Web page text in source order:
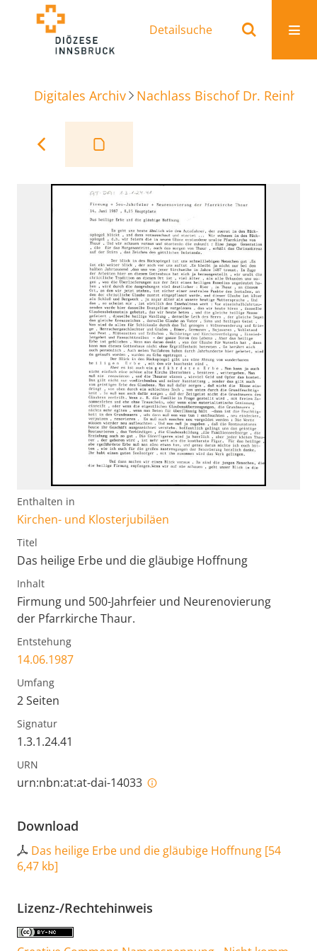
Detailsuche
Digitales Archiv Nachlass Bischof Dr.
Enthalten in
Kirchen- und Klosterjubiläen
Titel
Das heilige Erbe und die gläubige Hoffnung
Inhalt
Firmung und 500-Jahrfeier und Neurenovierung
der Pfarrkirche Thaur.
Entstehung
14.06.1987
Umfang
2 Seiten
Signatur
1.3.1.24.41
URN
urn:nbn:at:at-dai-14033
Download
Das heilige Erbe und die gläubige Hoffnung [54
6,47 kb]
Lizenz-/Rechtehinweis